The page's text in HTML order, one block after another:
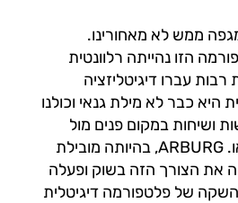
ממש לא מאחורינו.
הזו נהייתה רלוונטית
עברו דיגיטליזציה
היא כבר לא מילת גנאי וכולנו
ושיחות במקום פנים מול
פנים – בשיחות וידיאו. ARBURG, בהיותה מובילת
את הצורך הזה בשוק ופעלה
של פלטפורמה דיגיטלית